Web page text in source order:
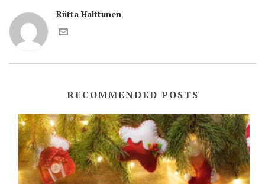
Riitta Halttunen
RECOMMENDED POSTS